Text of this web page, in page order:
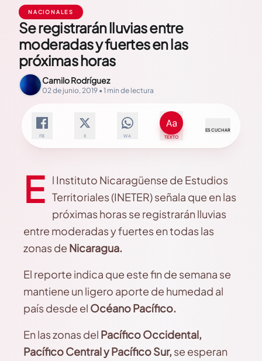
NACIONALES
Se registrarán lluvias entre
moderadas y fuertes en las
próximas horas
Camilo Rodríguez
02 de junio, 2019 • 1 min de lectura
FB X WA TEXTO
ESCUCHAR
E l Instituto Nicaragüense de Estudios
Territoriales (INETER) señala que en las
próximas horas se registrarán lluvias
entre moderadas y fuertes en todas las
zonas de Nicaragua.
El reporte indica que este fin de semana se
mantiene un ligero aporte de humedad al
país desde el Océano Pacífico.
En las zonas del Pacífico Occidental,
Pacífico Central y Pacífico Sur, se esperan